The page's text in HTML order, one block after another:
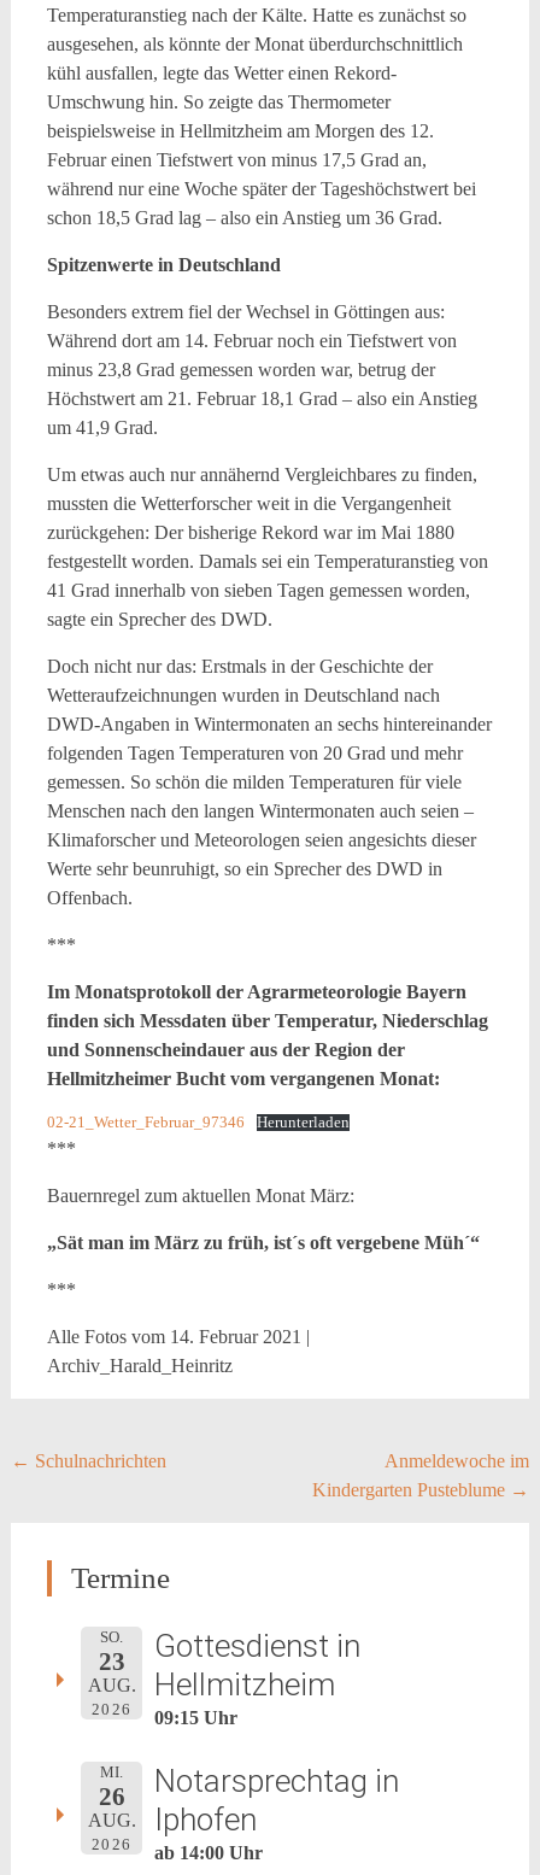
Temperaturanstieg nach der Kälte. Hatte es zunächst so
ausgesehen, als könnte der Monat überdurchschnittlich
kühl ausfallen, legte das Wetter einen Rekord-
Umschwung hin. So zeigte das Thermometer
beispielsweise in Hellmitzheim am Morgen des 12.
Februar einen Tiefstwert von minus 17,5 Grad an,
während nur eine Woche später der Tageshöchstwert bei
schon 18,5 Grad lag – also ein Anstieg um 36 Grad.
Spitzenwerte in Deutschland
Besonders extrem fiel der Wechsel in Göttingen aus:
Während dort am 14. Februar noch ein Tiefstwert von
minus 23,8 Grad gemessen worden war, betrug der
Höchstwert am 21. Februar 18,1 Grad – also ein Anstieg
um 41,9 Grad.
Um etwas auch nur annähernd Vergleichbares zu finden,
mussten die Wetterforscher weit in die Vergangenheit
zurückgehen: Der bisherige Rekord war im Mai 1880
festgestellt worden. Damals sei ein Temperaturanstieg von
41 Grad innerhalb von sieben Tagen gemessen worden,
sagte ein Sprecher des DWD.
Doch nicht nur das: Erstmals in der Geschichte der
Wetteraufzeichnungen wurden in Deutschland nach
DWD-Angaben in Wintermonaten an sechs hintereinander
folgenden Tagen Temperaturen von 20 Grad und mehr
gemessen. So schön die milden Temperaturen für viele
Menschen nach den langen Wintermonaten auch seien –
Klimaforscher und Meteorologen seien angesichts dieser
Werte sehr beunruhigt, so ein Sprecher des DWD in
Offenbach.
***
Im Monatsprotokoll der Agrarmeteorologie Bayern
finden sich Messdaten über Temperatur, Niederschlag
und Sonnenscheindauer aus der Region der
Hellmitzheimer Bucht vom vergangenen Monat:
02-21_Wetter_Februar_97346 Herunterladen
***
Bauernregel zum aktuellen Monat März:
„Sät man im März zu früh, ist´s oft vergebene Müh´“
***
Alle Fotos vom 14. Februar 2021 |
Archiv_Harald_Heinritz
Post
← Schulnachrichten
Anmeldewoche im
Kindergarten Pusteblume →
Termine
SO.
23
AUG.
2026
Gottesdienst in
Hellmitzheim
09:15 Uhr
MI.
26
AUG.
2026
Notarsprechtag in
Iphofen
ab 14:00 Uhr